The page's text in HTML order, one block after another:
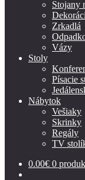
Stojany
Zrkadlá
Vázy
Stoly
Písacie
Nábytok
Vešiaky
Skrinky
Regály
TV
0.00€ 0